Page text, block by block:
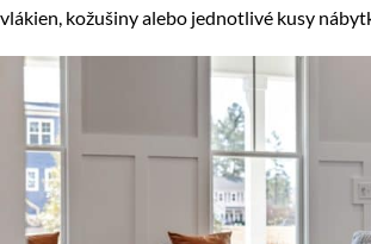
vlákien, kožušiny alebo jednotlivé kusy